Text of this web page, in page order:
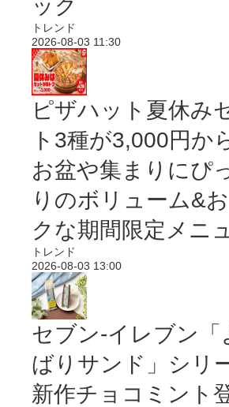
ック
トレンド
2026-08-03 11:30
ピザハット夏休み
ト3種が3,000円か
お盆や集まりにぴ
りのボリューム&
クな期間限定メニ
トレンド
2026-08-03 13:00
セブン‐イレブン「
ばりサンド」シリ
新作チョコミント